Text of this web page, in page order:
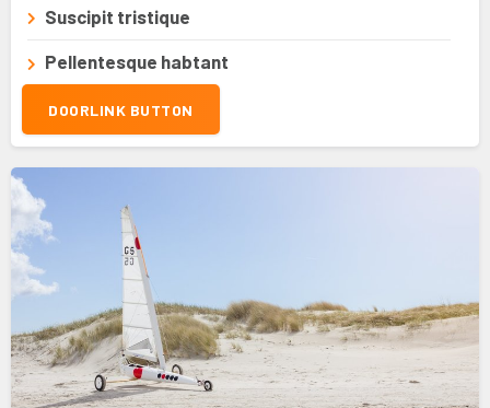
Suscipit tristique
Pellentesque habtant
DOORLINK BUTTON